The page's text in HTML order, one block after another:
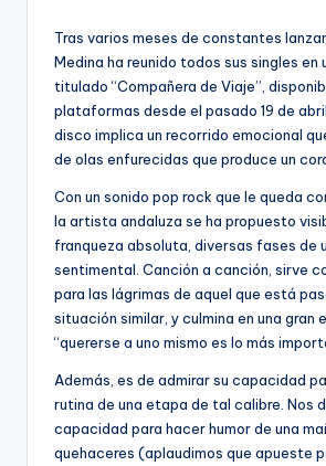
Tras varios meses de constantes
Medina ha reunido todos sus singles en
titulado “Compañera de Viaje”,
plataformas desde el pasado 19 de
disco implica un recorrido emocional
de olas enfurecidas que produce un
Con un sonido pop rock que le queda
la artista andaluza se ha propuesto
franqueza absoluta, diversas fases de
sentimental. Canción a canción, sirve
para las lágrimas de aquel que está
situación similar, y culmina en una gran
“quererse a uno mismo es lo más
Además, es de admirar su capacidad
rutina de una etapa de tal calibre. Nos
capacidad para hacer humor de una
quehaceres (aplaudimos que apueste